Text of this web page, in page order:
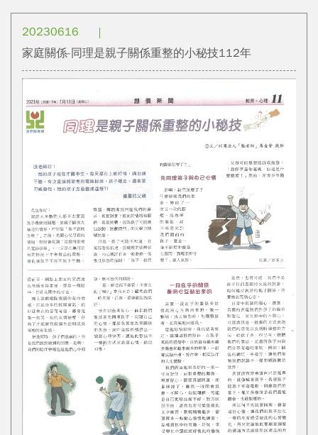
20230616
家庭關係-同理是親子關係重整的小秘技112年